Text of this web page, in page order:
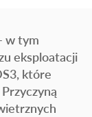
w tym
eksploatacji
które